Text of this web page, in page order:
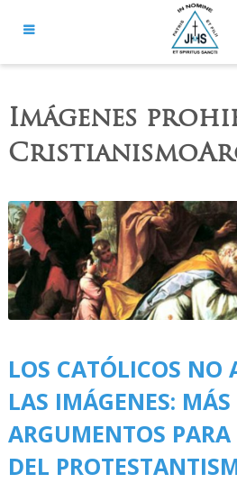
Imágenes
LOS CATÓLICOS NO
LAS IMÁGENES:
ARGUMENTOS PARA
DEL